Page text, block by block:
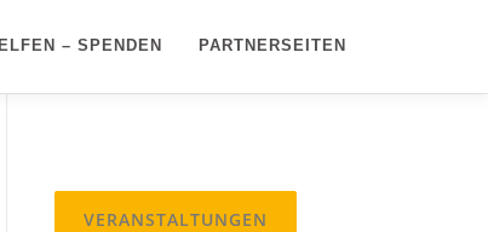
– SPENDEN PARTNERSEITEN
VERANSTALTUNGEN